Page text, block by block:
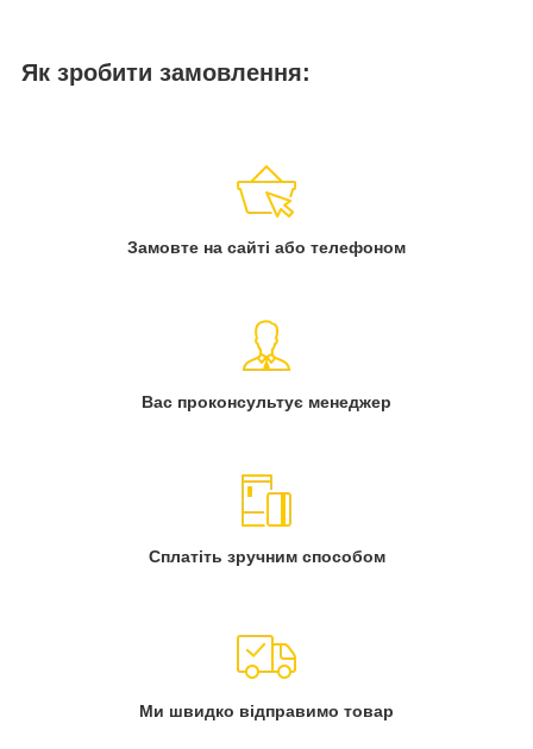
Як зробити замовлення:
Замовте на сайті або телефоном
Вас проконсультує менеджер
Сплатіть зручним способом
Ми швидко відправимо товар